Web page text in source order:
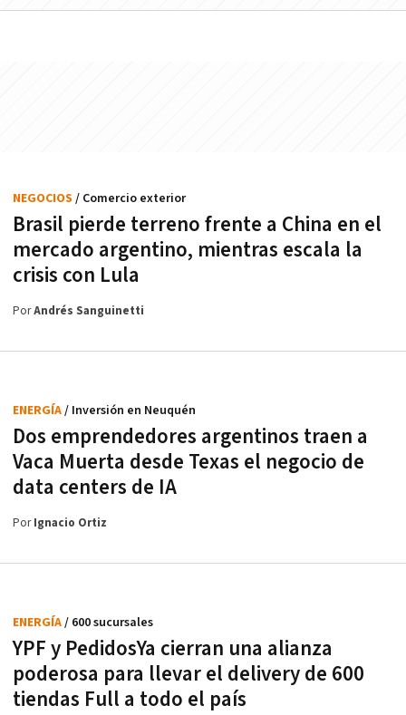
Brasil pierde terreno frente a China en el
mercado argentino, mientras escala la
crisis con Lula
NEGOCIOS / Comercio exterior
PorAndrés Sanguinetti
Dos emprendedores argentinos traen a
Vaca Muerta desde Texas el negocio de
data centers de IA
ENERGÍA/ Inversión en Neuquén
PorIgnacio Ortiz
YPF y PedidosYa cierran una alianza
poderosa para llevar el delivery de 600
tiendas Full a todo el país
ENERGÍA/ 600 sucursales